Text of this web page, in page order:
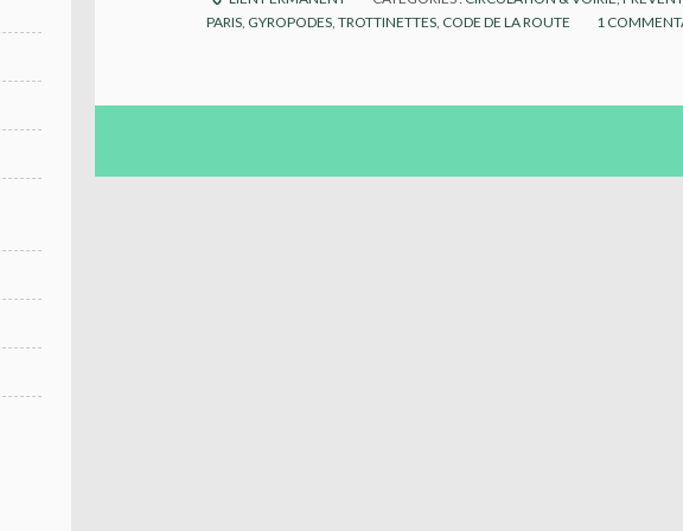
PARIS, GYROPODES, TROTTINETTES, CODE DE LA ROUTE 1